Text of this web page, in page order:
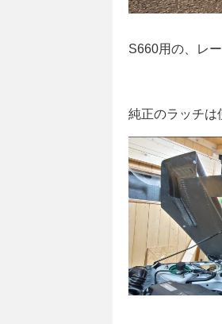
S660用の、レ
純正のラッチは